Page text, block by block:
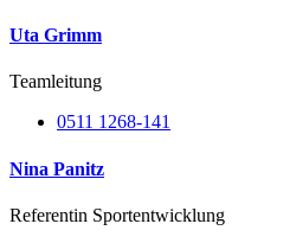
Uta Grimm
Teamleitung
0511 1268-141
Nina Panitz
Referentin Sportentwicklung